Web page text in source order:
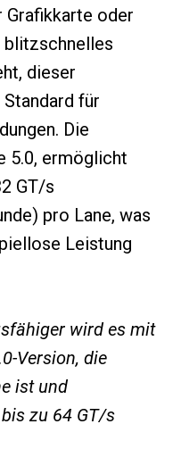
Grafikkarte oder
blitzschnelles
dieser
für
Die
5.0, ermöglicht
GT/s
pro Lane, was
Leistung
wird es mit
Version, die
ist und
zu 64 GT/s